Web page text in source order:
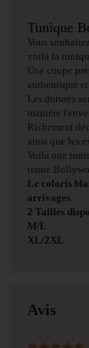
Tunique
Vous
voilà la
Une coupe
authentique et
Les dorures
manière
Richement
ainsi que les
Voila une
tenue
Le coloris
arrivages
2 Tailles dispo
M/L
XL/2XL
Avis